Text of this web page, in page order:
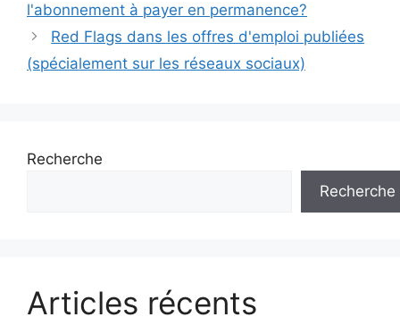
l'abonnement à payer en permanence?
Red Flags dans les offres d'emploi publiées
(spécialement sur les réseaux sociaux)
Recherche
Recherche
Articles récents